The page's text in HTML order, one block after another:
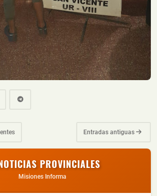
Entradas antiguas
PROVINCIALES
Misiones Informa